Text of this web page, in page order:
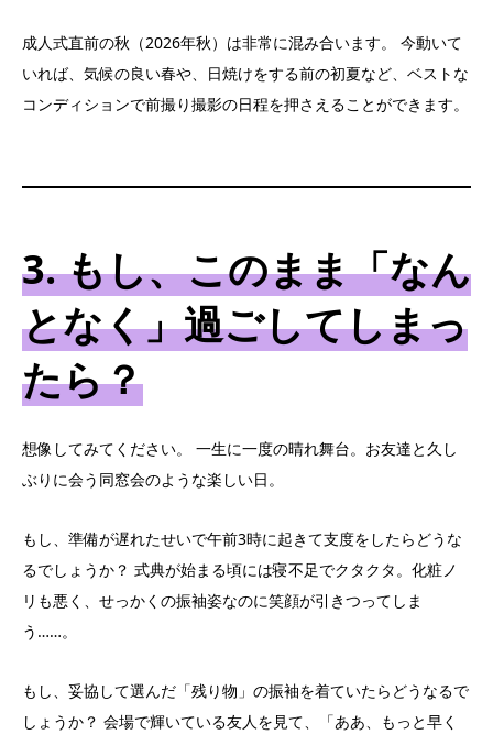
成人式直前の秋（2026年秋）は非常に混み合います。 今動いて
いれば、気候の良い春や、日焼けをする前の初夏など、ベストな
コンディションで前撮り撮影の日程を押さえることができます。
3. もし、このまま「なん
となく」過ごしてしまっ
たら？
想像してみてください。 一生に一度の晴れ舞台。お友達と久し
ぶりに会う同窓会のような楽しい日。
もし、準備が遅れたせいで午前3時に起きて支度をしたらどうな
るでしょうか？ 式典が始まる頃には寝不足でクタクタ。化粧ノ
リも悪く、せっかくの振袖姿なのに笑顔が引きつってしま
う……。
もし、妥協して選んだ「残り物」の振袖を着ていたらどうなるで
しょうか？ 会場で輝いている友人を見て、「ああ、もっと早く